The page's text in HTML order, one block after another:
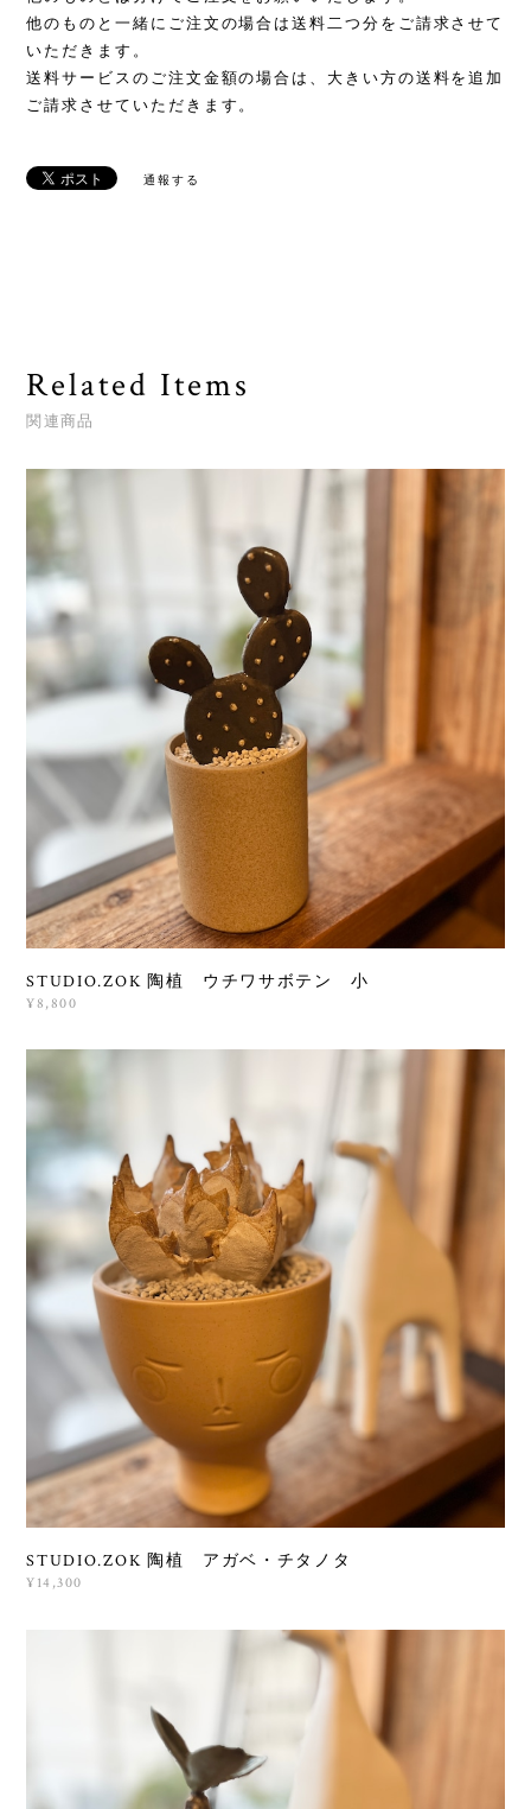
他のものと一緒にご注文の場合は送料二つ分をご請求させて
いただきます。
送料サービスのご注文金額の場合は、大きい方の送料を追加
ご請求させていただきます。
通報する
Related Items
関連商品
STUDIO.ZOK 陶植 ウチワサボテン 小
¥8,800
STUDIO.ZOK 陶植 アガベ・チタノタ
¥14,300